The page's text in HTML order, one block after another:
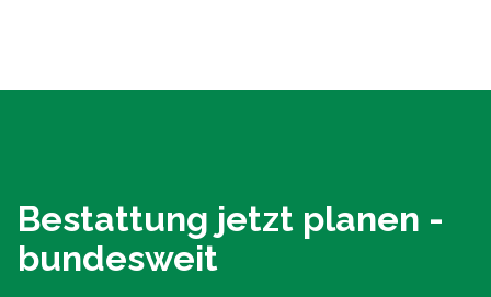
Bestattung jetzt planen -
bundesweit